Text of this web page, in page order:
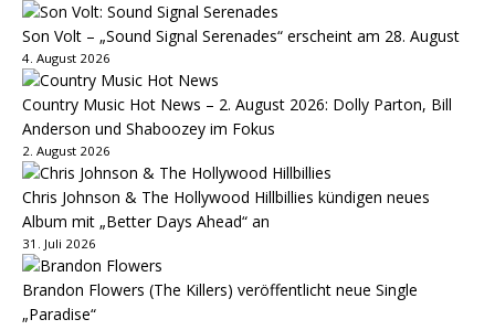
Son Volt – „Sound Signal Serenades“ erscheint am 28. August
4. August 2026
Country Music Hot News – 2. August 2026: Dolly Parton, Bill
Anderson und Shaboozey im Fokus
2. August 2026
Chris Johnson & The Hollywood Hillbillies kündigen neues
Album mit „Better Days Ahead“ an
31. Juli 2026
Brandon Flowers (The Killers) veröffentlicht neue Single
„Paradise“